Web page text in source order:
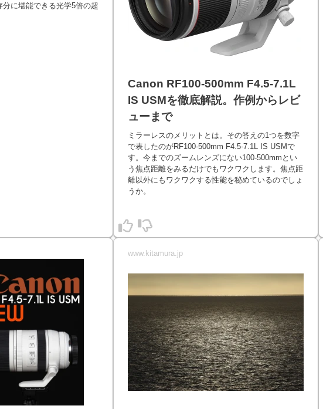
分に堪能できる光学5倍の超
Canon RF100-500mm F4.5-7.1L
IS USMを徹底解説。作例からレビ
ューまで
ミラーレスのメリットとは。その答えの1つを数字
で表したのがRF100-500mm F4.5-7.1L IS USMで
す。今までのズームレンズにない100-500mmとい
う焦点距離をみるだけでもワクワクします。焦点距
離以外にもワクワクする性能を秘めているのでしょ
うか。
www.kitamura.jp